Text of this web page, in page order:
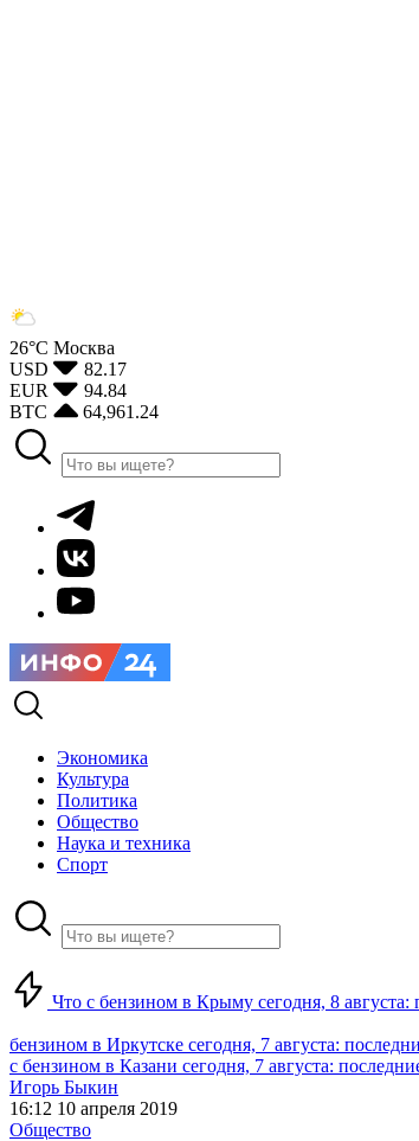
26°С Москва
USD
82.17
EUR
94.84
BTC
64,961.24
Экономика
Культура
Политика
Общество
Наука и техника
Спорт
Что с бензином в Крыму сегодня, 8
бензином в Иркутске сегодня, 7 августа:
с бензином в Казани сегодня, 7 августа:
Игорь Быкин
16:12 10 апреля 2019
Общество